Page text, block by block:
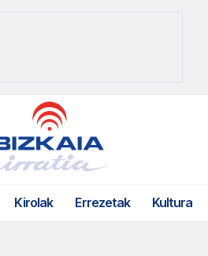
Kirolak Errezetak Kultura